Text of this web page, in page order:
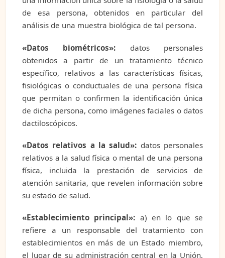
de esa persona, obtenidos en particular del
análisis de una muestra biológica de tal persona.
«Datos biométricos»: datos personales
obtenidos a partir de un tratamiento técnico
específico, relativos a las características físicas,
fisiológicas o conductuales de una persona física
que permitan o confirmen la identificación única
de dicha persona, como imágenes faciales o datos
dactiloscópicos.
«Datos relativos a la salud»: datos personales
relativos a la salud física o mental de una persona
física, incluida la prestación de servicios de
atención sanitaria, que revelen información sobre
su estado de salud.
«Establecimiento principal»: a) en lo que se
refiere a un responsable del tratamiento con
establecimientos en más de un Estado miembro,
el lugar de su administración central en la Unión,